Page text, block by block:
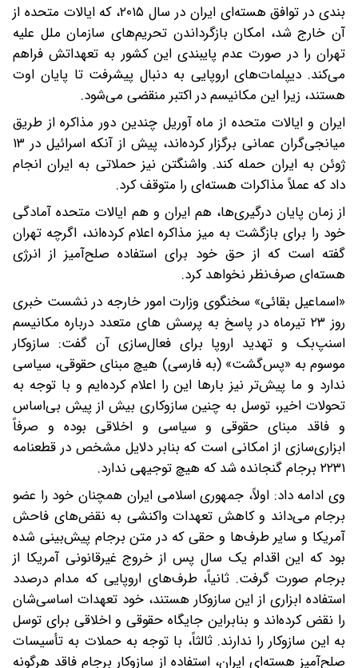
بندی در توافق هسته‌ای ایران در سال ۲۰۱۵، که ایالات متحده از
آن خارج شد، امکان بازگرداندن تحریم‌های سازمان ملل علیه
تهران را در صورت عدم پایبندی این کشور به تعهداتش فراهم
می‌کند. دیپلمات‌های اروپایی به دنبال پیشرفت تا پایان اوت
هستند، زیرا این مکانیسم در اکتبر منقضی می‌شود.
ایران و ایالات متحده از ماه آوریل چندین دور مذاکره از طریق
میانجی‌گران عمانی برگزار کرده‌اند، پیش از آنکه اسرائیل در ۱۳
ژوئن به ایران حمله کند. واشنگتن نیز حملاتی به ایران انجام
داد که عملاً مذاکرات هسته‌ای را متوقف کرد.
از زمان پایان درگیری‌ها، هم ایران و هم ایالات متحده آمادگی
خود را برای بازگشت به میز مذاکره اعلام کرده‌اند، اگرچه تهران
گفته است که از حق خود برای استفاده صلح‌آمیز از انرژی
هسته‌ای صرف‌نظر نخواهد کرد.
«اسماعیل بقائی» سخنگوی وزارت امور خارجه در نشست خبری
روز ۲۳ تیرماه در پاسخ به پرسش های متعدد درباره مکانیسم
اسنپ‌بک و تهدید اروپا برای فعال‌سازی آن گفت: سازوکار
موسوم به «پس‌گشت» (به فارسی) هیچ مبنای حقوقی، سیاسی
ندارد و ما پیش‌تر نیز بارها این را اعلام کرده‌ایم و با توجه به
تحولات اخیر، توسل به چنین سازوکاری بیش از پیش بی‌اساس
و فاقد مبنای حقوقی و سیاسی و اخلاقی بوده و صرفاً
ابزاری‌سازی از امکانی است که بنابر دلایل مشخص در قطعنامه
۲۲۳۱ برجام گنجانده شد که هیچ توجیهی ندارد.
وی ادامه داد: اولاً، جمهوری اسلامی ایران همچنان خود را عضو
برجام می‌داند و کاهش تعهدات واکنشی به نقض‌های فاحش
آمریکا و سایر طرف‌ها و حقی که در متن برجام پیش‌بینی شده
بود که این اقدام یک سال پس از خروج غیرقانونی آمریکا از
برجام صورت گرفت. ثانیاً، طرف‌های اروپایی که مدام درصدد
استفاده ابزاری از این سازوکار هستند، خود تعهدات اساسی‌شان
را نقض کرده‌اند و بنابراین جایگاه حقوقی و اخلاقی برای توسل
به این سازوکار را ندارند. ثالثاً، با توجه به حملات به تأسیسات
صلح‌آمیز هسته‌ای ایران، استفاده از سازوکار برجام فاقد هرگونه